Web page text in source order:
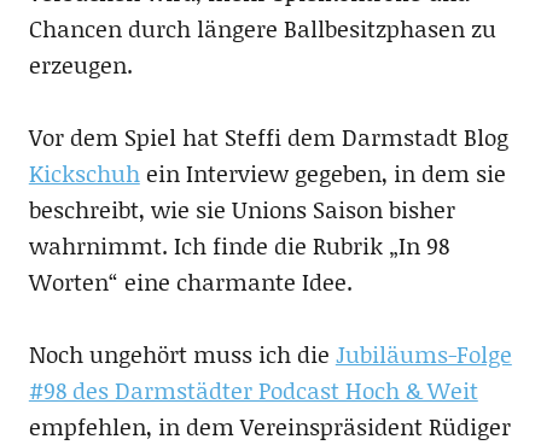
Chancen durch längere Ballbesitzphasen zu
erzeugen.
Vor dem Spiel hat Steffi dem Darmstadt Blog
Kickschuhein Interview gegeben, in dem sie
beschreibt, wie sie Unions Saison bisher
wahrnimmt. Ich finde die Rubrik „In 98
Worten“ eine charmante Idee.
Noch ungehört muss ich die Jubiläums-Folge
#98 des Darmstädter Podcast Hoch & Weit
empfehlen, in dem Vereinspräsident Rüdiger